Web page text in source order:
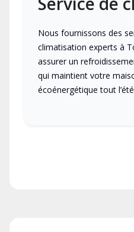
Nous fournissons des
climatisation experts à
assurer un
qui maintient votre
écoénergétique tout